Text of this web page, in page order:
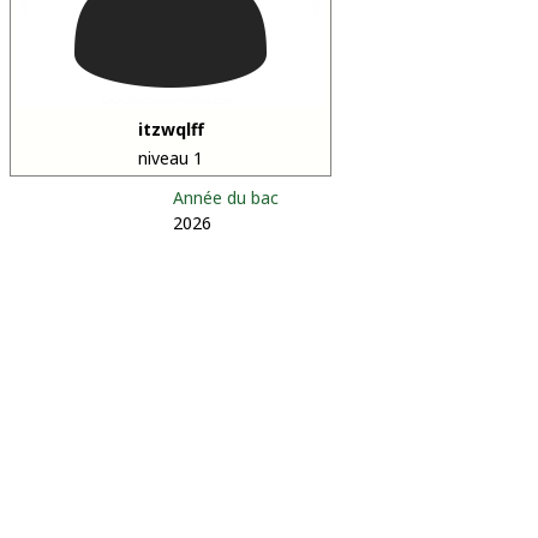
itzwqlff
niveau 1
Année du bac
2026